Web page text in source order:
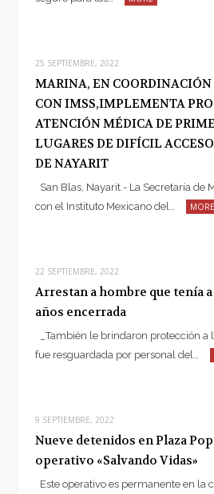
25 SEPTIEMBRE, 2022
MARINA, EN COORDINACIÓN
CON IMSS,IMPLEMENTA
ATENCIÓN MÉDICA DE
LUGARES DE DIFÍCIL
DE NAYARIT
San Blas, Nayarit.- La Secretaría de
con el Instituto Mexicano del…
MORE
22 SEPTIEMBRE, 2022
Arrestan a hombre que tenía a
años encerrada
_También le brindaron protección a
fue resguardada por personal del…
9 SEPTIEMBRE, 2022
Nueve detenidos en Plaza
operativo «Salvando Vidas»
Este operativo es permanente en la